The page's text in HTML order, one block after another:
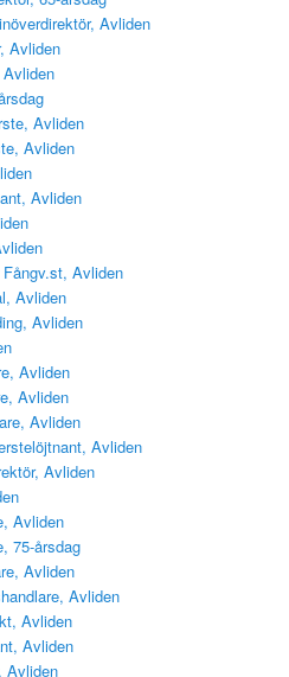
Avliden
Avliden
Avliden
Avliden
Avliden
Avliden
Avliden
Avliden
Avliden
Avliden
Avliden
Avliden
Avliden
Avliden
75-årsdag
Avliden
Avliden
Avliden
Avliden
Avliden